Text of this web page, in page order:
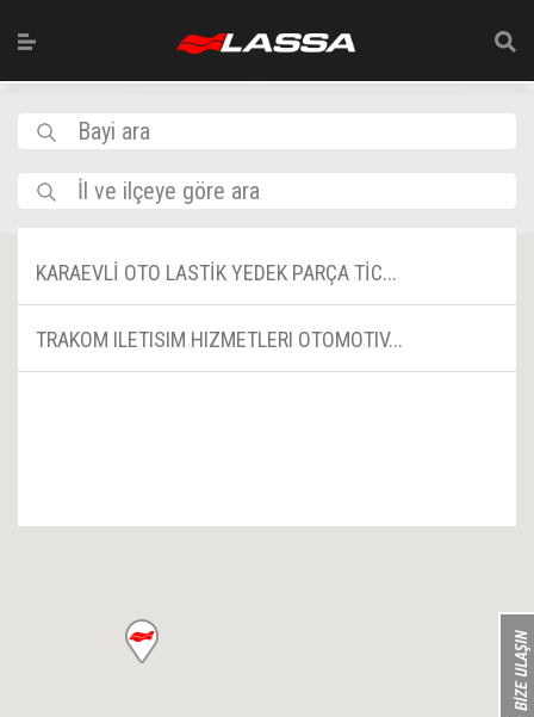
Bayi ara
İl ve ilçeye göre ara
KARAEVLİ OTO LASTİK YEDEK PARÇA TİC...
TRAKOM ILETISIM HIZMETLERI OTOMOTIV...